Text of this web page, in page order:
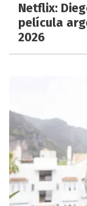
Netflix:
película
2026